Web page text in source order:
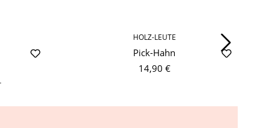
HOLZ-LEUTE
Pick-Hahn
14,90 €